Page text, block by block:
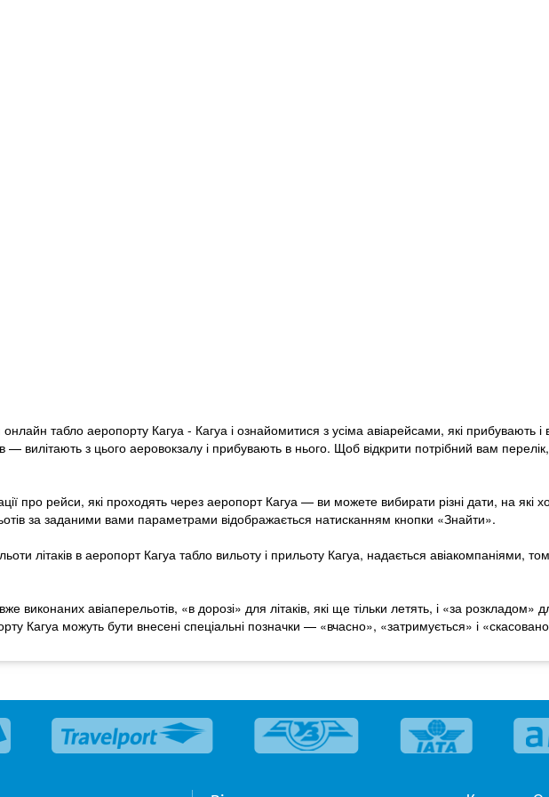
табло аеропорту Кагуа - Кагуа і ознайомитися з усіма авіарейсами, які прибувають і
— вилітають з цього аеровокзалу і прибувають в нього. Щоб відкрити потрібний вам перелік,
про рейси, які проходять через аеропорт Кагуа — ви можете вибирати різні дати, на які
за заданими вами параметрами відображається натисканням кнопки «Знайти».
літаків в аеропорт Кагуа табло вильоту і прильоту Кагуа, надається авіакомпаніями,
виконаних авіаперельотів, «в дорозі» для літаків, які ще тільки летять, і «за
Кагуа можуть бути внесені спеціальні позначки — «вчасно», «затримується» і